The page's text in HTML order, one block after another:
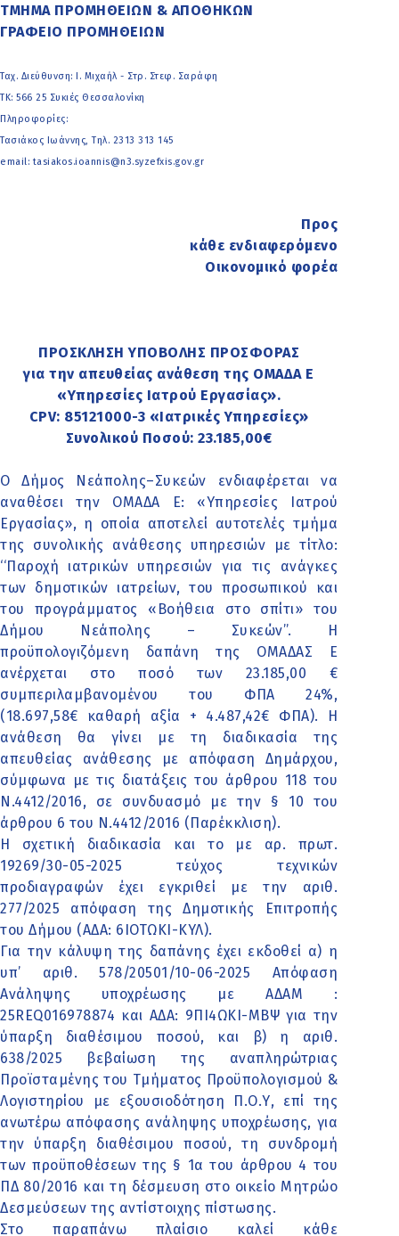
ΤΜΗΜΑ ΠΡΟΜΗΘΕΙΩΝ & ΑΠΟΘΗΚΩΝ
ΓΡΑΦΕΙΟ ΠΡΟΜΗΘΕΙΩΝ
Ταχ. Διεύθυνση: Ι. Μιχαήλ - Στρ. Στεφ. Σαράφη
ΤΚ: 566 25 Συκιές Θεσσαλονίκη
Πληροφορίες:
Τασιάκος Ιωάννης, Τηλ. 2313 313 145
email: tasiakos.ioannis@n3.syzefxis.gov.gr
Προς
κάθε ενδιαφερόμενο
Οικονομικό φορέα
ΠΡΟΣΚΛΗΣΗ ΥΠΟΒΟΛΗΣ ΠΡΟΣΦΟΡΑΣ
για την απευθείας ανάθεση της ΟΜΑΔΑ Ε
«Υπηρεσίες Ιατρού Εργασίας».
CPV: 85121000-3 «Ιατρικές Υπηρεσίες»
Συνολικού Ποσού: 23.185,00€
Ο Δήμος Νεάπολης–Συκεών ενδιαφέρεται να
αναθέσει την ΟΜΑΔΑ Ε: «Υπηρεσίες Ιατρού
Εργασίας», η οποία αποτελεί αυτοτελές τμήμα
της συνολικής ανάθεσης υπηρεσιών με τίτλο:
‘‘Παροχή ιατρικών υπηρεσιών για τις ανάγκες
των δημοτικών ιατρείων, του προσωπικού και
του προγράμματος «Βοήθεια στο σπίτι» του
Δήμου Νεάπολης – Συκεών’’. Η
προϋπολογιζόμενη δαπάνη της ΟΜΑΔΑΣ Ε
ανέρχεται στο ποσό των 23.185,00 €
συμπεριλαμβανομένου του ΦΠΑ 24%,
(18.697,58€ καθαρή αξία + 4.487,42€ ΦΠΑ). Η
ανάθεση θα γίνει με τη διαδικασία της
απευθείας ανάθεσης με απόφαση Δημάρχου,
σύμφωνα με τις διατάξεις του άρθρου 118 του
Ν.4412/2016, σε συνδυασμό με την § 10 του
άρθρου 6 του Ν.4412/2016 (Παρέκκλιση).
Η σχετική διαδικασία και το με αρ. πρωτ.
19269/30-05-2025 τεύχος τεχνικών
προδιαγραφών έχει εγκριθεί με την αριθ.
277/2025 απόφαση της Δημοτικής Επιτροπής
του Δήμου (ΑΔΑ: 6ΙΟΤΩΚΙ-ΚΥΛ).
Για την κάλυψη της δαπάνης έχει εκδοθεί α) η
υπ’ αριθ. 578/20501/10-06-2025 Απόφαση
Ανάληψης υποχρέωσης με ΑΔΑΜ :
25REQ016978874 και ΑΔΑ: 9ΠΙ4ΩΚΙ-ΜΒΨ για την
ύπαρξη διαθέσιμου ποσού, και β) η αριθ.
638/2025 βεβαίωση της αναπληρώτριας
Προϊσταμένης του Τμήματος Προϋπολογισμού &
Λογιστηρίου με εξουσιοδότηση Π.Ο.Υ, επί της
ανωτέρω απόφασης ανάληψης υποχρέωσης, για
την ύπαρξη διαθέσιμου ποσού, τη συνδρομή
των προϋποθέσεων της § 1α του άρθρου 4 του
ΠΔ 80/2016 και τη δέσμευση στο οικείο Μητρώο
Δεσμεύσεων της αντίστοιχης πίστωσης.
Στο παραπάνω πλαίσιο καλεί κάθε